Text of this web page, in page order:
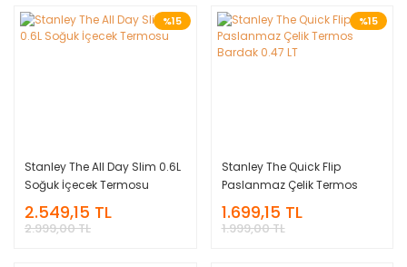
%15
Stanley The All Day Slim 0.6L
Soğuk İçecek Termosu
2.549,15 TL
2.999,00 TL
%15
Stanley The Quick Flip
Paslanmaz Çelik Termos
Bardak 0.47 LT
1.699,15 TL
1.999,00 TL